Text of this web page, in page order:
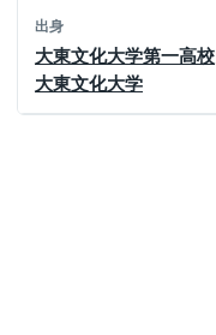
出身
大東文化大学第一高校
大東文化大学